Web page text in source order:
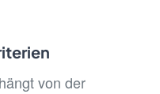
von der